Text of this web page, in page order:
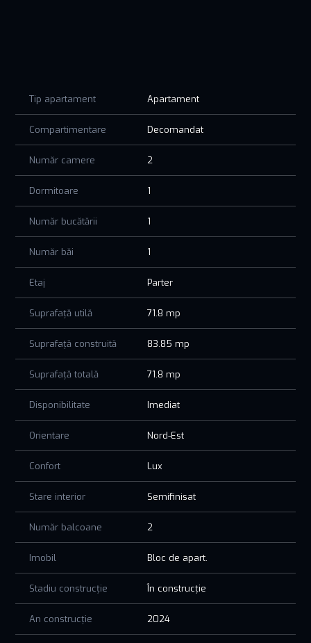
Tip apartament Apartament
Compartimentare Decomandat
Număr camere 2
Dormitoare 1
Număr bucătării 1
Număr băi 1
Etaj Parter
Suprafață utilă 71.8 mp
Suprafață construită 83.85 mp
Suprafață totală 71.8 mp
Disponibilitate Imediat
Orientare Nord-Est
Confort Lux
Stare interior Semifinisat
Număr balcoane 2
Imobil Bloc de apart.
Stadiu construcție În construcție
An construcție 2024